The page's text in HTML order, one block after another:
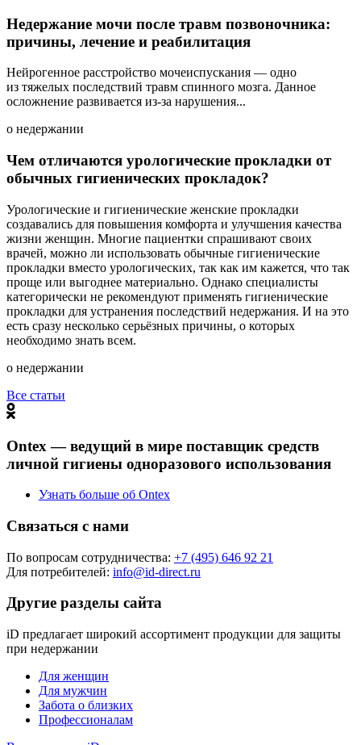
Недержание мочи после травм позвоночника:
причины, лечение и реабилитация
Нейрогенное расстройство мочеиспускания — одно
из тяжелых последствий травм спинного мозга. Данное
осложнение развивается из-за нарушения...
о недержании
Чем отличаются урологические прокладки от
обычных гигиенических прокладок?
Урологические и гигиенические женские прокладки
создавались для повышения комфорта и улучшения качества
жизни женщин. Многие пациентки спрашивают своих
врачей, можно ли использовать обычные гигиенические
прокладки вместо урологических, так как им кажется, что так
проще или выгоднее материально. Однако специалисты
категорически не рекомендуют применять гигиенические
прокладки для устранения последствий недержания. И на это
есть сразу несколько серьёзных причины, о которых
необходимо знать всем.
о недержании
Все статьи
Ontex — ведущий в мире поставщик средств
личной гигиены одноразового использования
Узнать больше об Ontex
Связаться с нами
По вопросам сотрудничества: +7 (495) 646 92 21
Для потребителей: info@id-direct.ru
Другие разделы сайта
iD предлагает широкий ассортимент продукции для защиты
при недержании
Для женщин
Для мужчин
Забота о близких
Профессионалам